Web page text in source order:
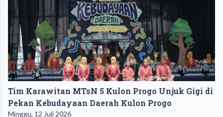
Tim Karawitan MTsN 5 Kulon Progo Unjuk Gigi di
Pekan Kebudayaan Daerah Kulon Progo
Minggu, 12 Juli 2026